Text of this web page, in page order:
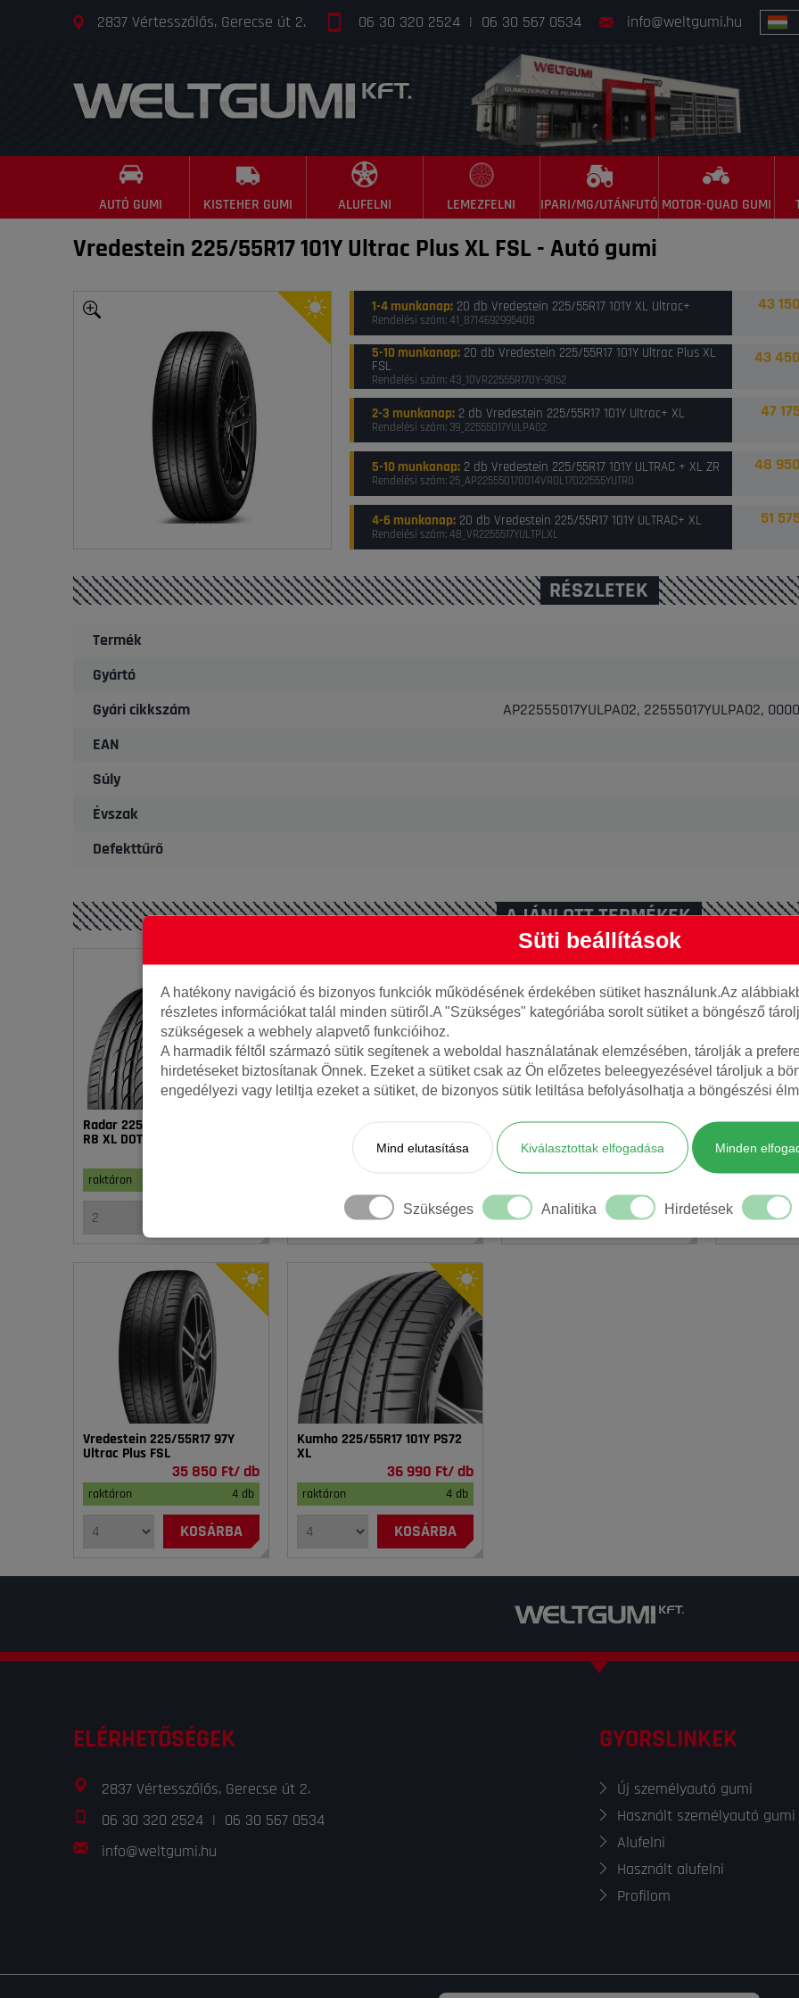
2837 Vértesszőlős, Gerecse út 2. 06 30 320 2524 | 06 30 567 0534 info@weltgumi.hu
AUTÓ GUMI KISTEHER GUMI ALUFELNI LEMEZFELNI IPARI/MG/UTÁNFUTÓ MOTOR-QUAD GUMI
Vredestein 225/55R17 101Y Ultrac Plus XL FSL-Autó gumi
1-4 munkanap: 20 db Vredestein 225/55R17 101Y XL Ultrac+
Rendelési szám: 41_8714692995408
43
5-10 munkanap: 20 db Vredestein 225/55R17 101Y Ultrac Plus XL
FSL
Rendelési szám: 43_10VR22555R170Y-9052
43
2-3 munkanap: 2 db Vredestein 225/55R17 101Y Ultrac+ XL
Rendelési szám: 39_22555017YULPA02
47
5-10 munkanap: 2 db Vredestein 225/55R17 101Y ULTRAC + XL ZR
Rendelési szám: 25_AP225550170014VROL17022555YUTR0
48
4-6 munkanap: 20 db Vredestein 225/55R17 101Y ULTRAC+ XL
Rendelési szám: 48_VR2255517YULTPLXL
51
RÉSZLETEK
Termék
Gyártó
Gyári cikkszám
AP22555017YULPA02, 22555017YULPA02,
EAN
Súly
Évszak
Defekttűrő
AJÁNLOTT TERMÉKEK
Radar 225/55R17 101Y DIMAX
R8 XL DOT22
raktáron
Tracmax 225/55R17 101W X
Privilo TX-3 XL MFS
23 200 Ft/ db
KOSÁRBA
Platin 225/55R17 101W RP430
Summer XL
25 750 Ft/ db
KOSÁRBA
Kumho 225/
Ecowing XL
Vredestein 225/55R17 97Y
Ultrac Plus FSL
35 850 Ft/ db
raktáron 4 db
KOSÁRBA
Kumho 225/55R17 101Y PS72
XL
36 990 Ft/ db
raktáron 4 db
KOSÁRBA
Süti beállítások
A hatékony navigáció és bizonyos funkciók működésének érdekében sütiket használunk.Az
részletes információkat talál minden sütiről.A "Szükséges" kategóriába sorolt sütiket a böngésző
szükségesek a webhely alapvető funkcióihoz.
A harmadik féltől származó sütik segítenek a weboldal használatának elemzésében, tárolják a
hirdetéseket biztosítanak Önnek. Ezeket a sütiket csak az Ön előzetes beleegyezésével tároljuk a
engedélyezi vagy letiltja ezeket a sütiket, de bizonyos sütik letiltása befolyásolhatja a böngészési
Mind elutasítása Kiválasztottak elfogadása Minden
Szükséges Analitika Hirdetések
ELÉRHETŐSÉGEK
2837 Vértesszőlős, Gerecse út 2.
06 30 320 2524 | 06 30 567 0534
info@weltgumi.hu
GYORSLINKEK
Új személyautó gumi
Használt személyautó gumi
Alufelni
Használt alufelni
Profilom